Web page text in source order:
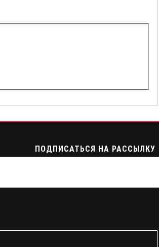
ПОДПИСАТЬСЯ НА РАССЫЛКУ